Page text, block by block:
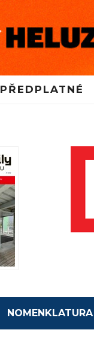
PŘEDPLATNÉ
NOMENKLATURA